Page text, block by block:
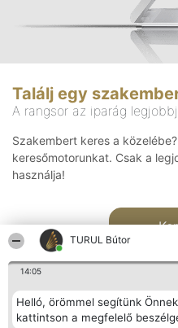
TURUL Bútor
14:05
Helló, örömmel segítünk
kattintson a megfelelő
Találj egy
A rangsor az iparág
Szakembert keres a
keresőmotorunkat. Csak a
használja!